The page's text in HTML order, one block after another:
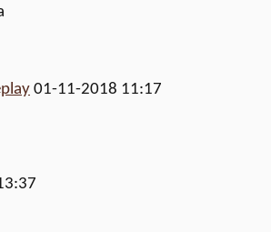
01-11-2018 11:17